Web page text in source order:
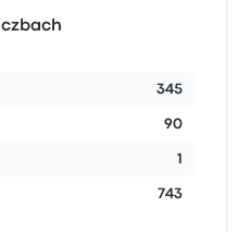
345
90
1
743